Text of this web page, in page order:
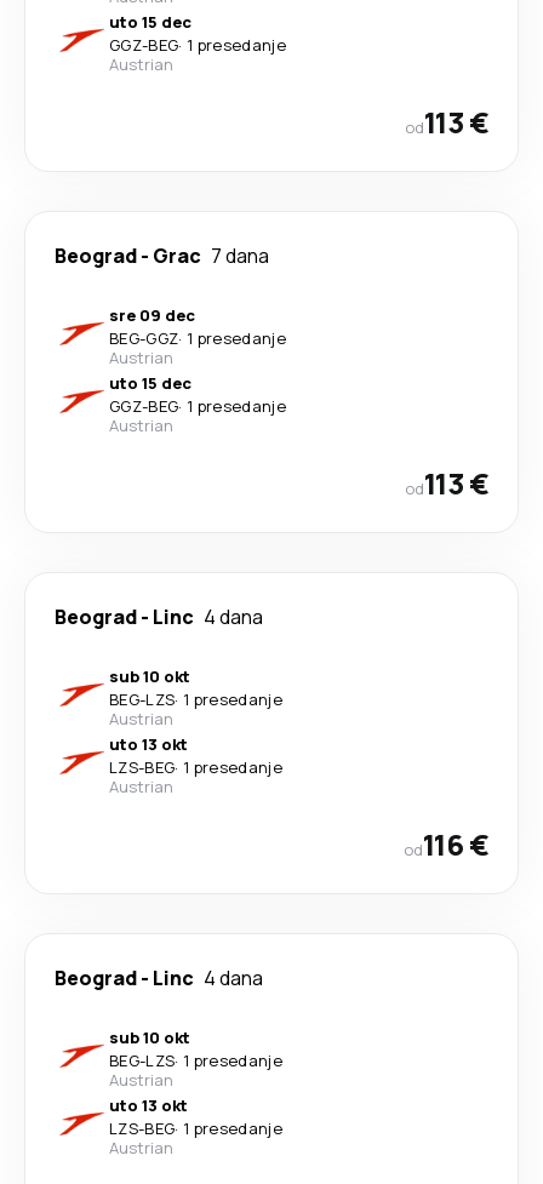
uto 15 dec
GGZ-BEG· 1 presedanje
Austrian
od113 €
Beograd- Grac 7 dana
sre 09 dec
BEG-GGZ· 1 presedanje
Austrian
uto 15 dec
GGZ-BEG· 1 presedanje
Austrian
od113 €
Beograd- Linc 4 dana
sub 10 okt
BEG-LZS· 1 presedanje
Austrian
uto 13 okt
LZS-BEG· 1 presedanje
Austrian
od116 €
Beograd- Linc 4 dana
sub 10 okt
BEG-LZS· 1 presedanje
Austrian
uto 13 okt
LZS-BEG· 1 presedanje
Austrian